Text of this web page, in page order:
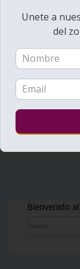
Bienvenido
Unete a
del